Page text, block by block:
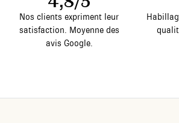
Nos clients expriment leur
satisfaction. Moyenne des
avis Google.